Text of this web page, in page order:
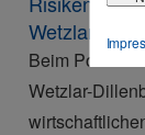
Wetzlarer
Beim
Wetzlar-